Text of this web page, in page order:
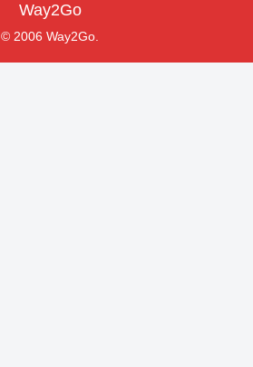
Way2Go
© 2006 Way2Go.